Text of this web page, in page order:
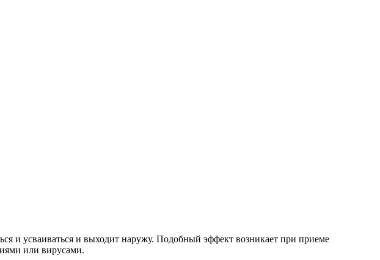
и усваиваться и выходит наружу. Подобный эффект возникает при приеме
или вирусами.